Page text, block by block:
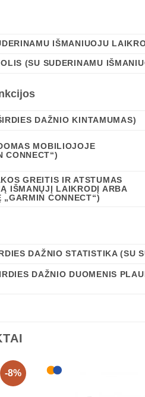
IŠMANIUOJU
(SU SUDERINAMU
DAŽNIO KINTAMUMAS)
MOBILIOJOJE
CONNECT“)
GREITIS IR ATSTUMAS
IŠMANŲJĮ LAIKRODĮ ARBA
CONNECT“)
DAŽNIO STATISTIKA (SU
DAŽNIO DUOMENIS
-8%